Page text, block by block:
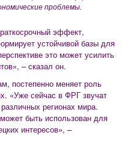
проблемы.
эффект,
устойчивой базы для
это может усилить
– сказал он.
постепенно меняет роль
«Уже сейчас в ФРГ звучат
регионах мира.
быть использован для
интересов», –